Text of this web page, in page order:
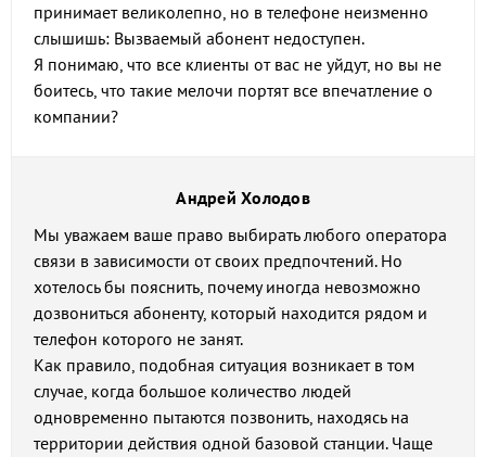
принимает великолепно, но в телефоне неизменно
слышишь: Вызваемый абонент недоступен.
Я понимаю, что все клиенты от вас не уйдут, но вы не
боитесь, что такие мелочи портят все впечатление о
компании?
Андрей Холодов
Мы уважаем ваше право выбирать любого оператора
связи в зависимости от своих предпочтений. Но
хотелось бы пояснить, почему иногда невозможно
дозвониться абоненту, который находится рядом и
телефон которого не занят.
Как правило, подобная ситуация возникает в том
случае, когда большое количество людей
одновременно пытаются позвонить, находясь на
территории действия одной базовой станции. Чаще